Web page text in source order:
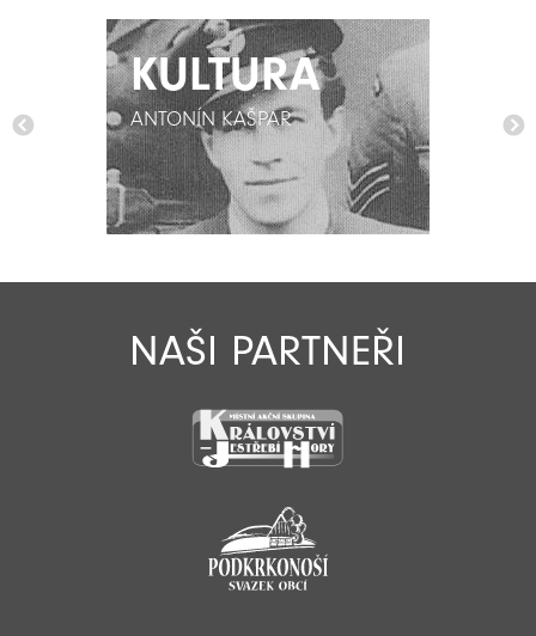
KULTURA
ANTONÍN KAŠPAR
KULTURA
ANTONÍN KAŠPAR
NAŠI PARTNEŘI